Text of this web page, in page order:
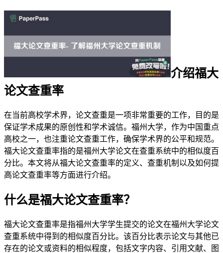
介绍福大
论文查重率
在当前高校学术界，论文查重是一项非常重要的工作，目的是
保证学术成果的原创性和学术诚信。福州大学，作为中国重点
高校之一，也注重论文查重工作，确保学术界的公平和规范。
福大论文查重率指的是福州大学论文在查重系统中的相似度百
分比。本文将从福大论文查重率的定义、查重机制以及如何提
高论文查重率等方面进行介绍。
什么是福大论文查重率？
福大论文查重率是指福州大学学生提交的论文在福州大学论文
查重系统中得到的相似度百分比。该百分比表示论文与其他已
存在的论文或资料的相似程度，包括文字内容、引用文献、图